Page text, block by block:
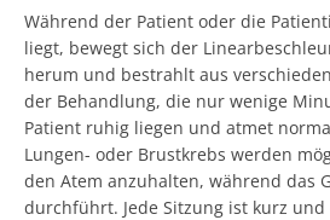
Während der Patient oder die
liegt, bewegt sich der
herum und bestrahlt aus
der Behandlung, die nur wenige
Patient ruhig liegen und atmet
Lungen- oder Brustkrebs werden
den Atem anzuhalten, während das
durchführt. Jede Sitzung ist kurz